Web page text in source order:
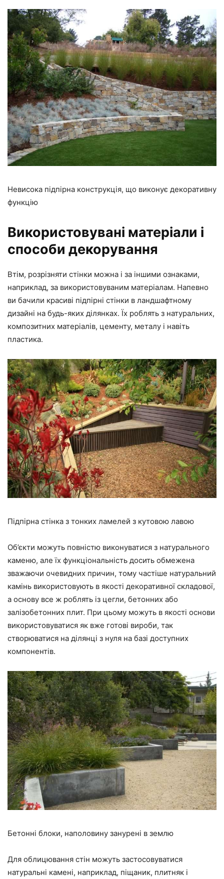
Невисока підпірна конструкція, що виконує декоративну
функцію
Використовувані матеріали і
способи декорування
Втім, розрізняти стінки можна і за іншими ознаками,
наприклад, за використовуваним матеріалам. Напевно
ви бачили красиві підпірні стінки в ландшафтному
дизайні на будь-яких ділянках. Їх роблять з натуральних,
композитних матеріалів, цементу, металу і навіть
пластика.
Підпірна стінка з тонких ламелей з кутовою лавою
Об’єкти можуть повністю виконуватися з натурального
каменю, але їх функціональність досить обмежена
зважаючи очевидних причин, тому частіше натуральний
камінь використовують в якості декоративної складової,
а основу все ж роблять із цегли, бетонних або
залізобетонних плит. При цьому можуть в якості основи
використовуватися як вже готові вироби, так
створюватися на ділянці з нуля на базі доступних
компонентів.
Бетонні блоки, наполовину занурені в землю
Для облицювання стін можуть застосовуватися
натуральні камені, наприклад, піщаник, плитняк і